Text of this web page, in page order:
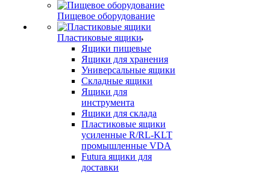
Пищевое оборудование
Пластиковые ящики
Ящики пищевые
Ящики для хранения
Универсальные ящики
Складные ящики
Ящики для
инструмента
Ящики для склада
Пластиковые ящики
усиленные R/RL-KLT
промышленные VDA
Futura ящики для
доставки